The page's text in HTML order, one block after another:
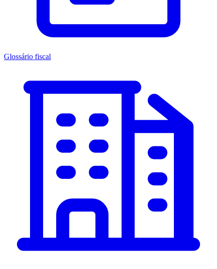
Glossário fiscal